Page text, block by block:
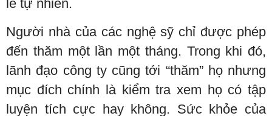
lẽ tự nhiên.
Người nhà của các nghệ sỹ chỉ được phép
đến thăm một lần một tháng. Trong khi đó,
lãnh đạo công ty cũng tới “thăm” họ nhưng
mục đích chính là kiểm tra xem họ có tập
luyện tích cực hay không. Sức khỏe của